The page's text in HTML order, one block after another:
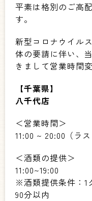
平素は格別のご高
す。
新型コロナウイル
体の要請に伴い、
きまして営業時間
【千葉県】
八千代店
＜営業時間＞
11:00 ~ 20:00 （ラ
＜酒類の提供＞
11:00~19:00
※酒類提供条件： 1
90分以内